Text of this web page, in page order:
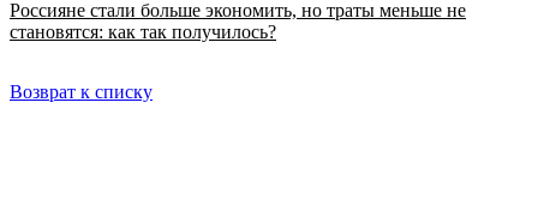
Россияне стали больше экономить, но траты меньше не
становятся: как так получилось?
Возврат к списку